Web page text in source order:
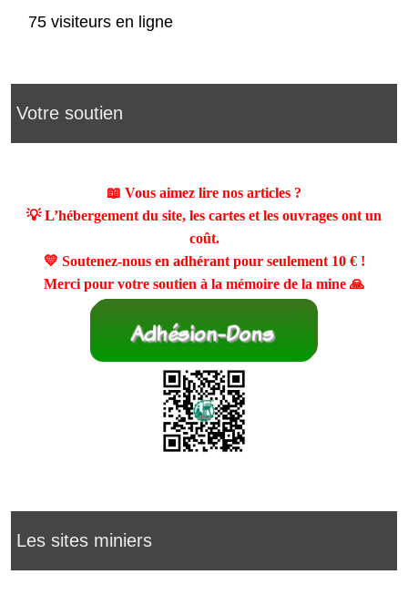
75 visiteurs en ligne
Votre soutien
📖 Vous aimez lire nos articles ?
💡 L’hébergement du site, les cartes et les ouvrages ont un
coût.
💛 Soutenez-nous en adhérant pour seulement 10 €!
Merci pour votre soutien à la mémoire de la mine 🙏
Les sites miniers